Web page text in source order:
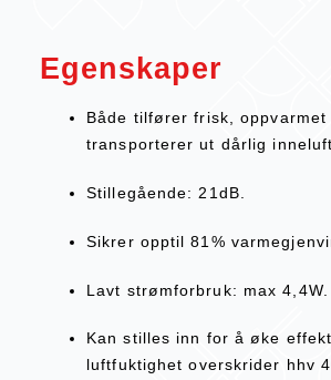
Egenskaper
Både tilfører frisk, oppvarmet
transporterer ut dårlig inneluft.
Stillegående: 21dB.
Sikrer opptil 81%
Lavt strømforbruk: max 4,4W.
Kan stilles inn for å øke
luftfuktighet overskrider hhv